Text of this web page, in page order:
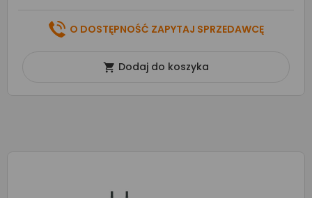
O DOSTĘPNOŚĆ ZAPYTAJ SPRZEDAWCĘ
 Dodaj do koszyka